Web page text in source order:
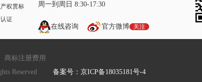
权贯标
证
周一到周日 8:30-17:30
在线咨询 官方微博 关注
商标注册费用
Reserved 备案号：京ICP备18035181号-4